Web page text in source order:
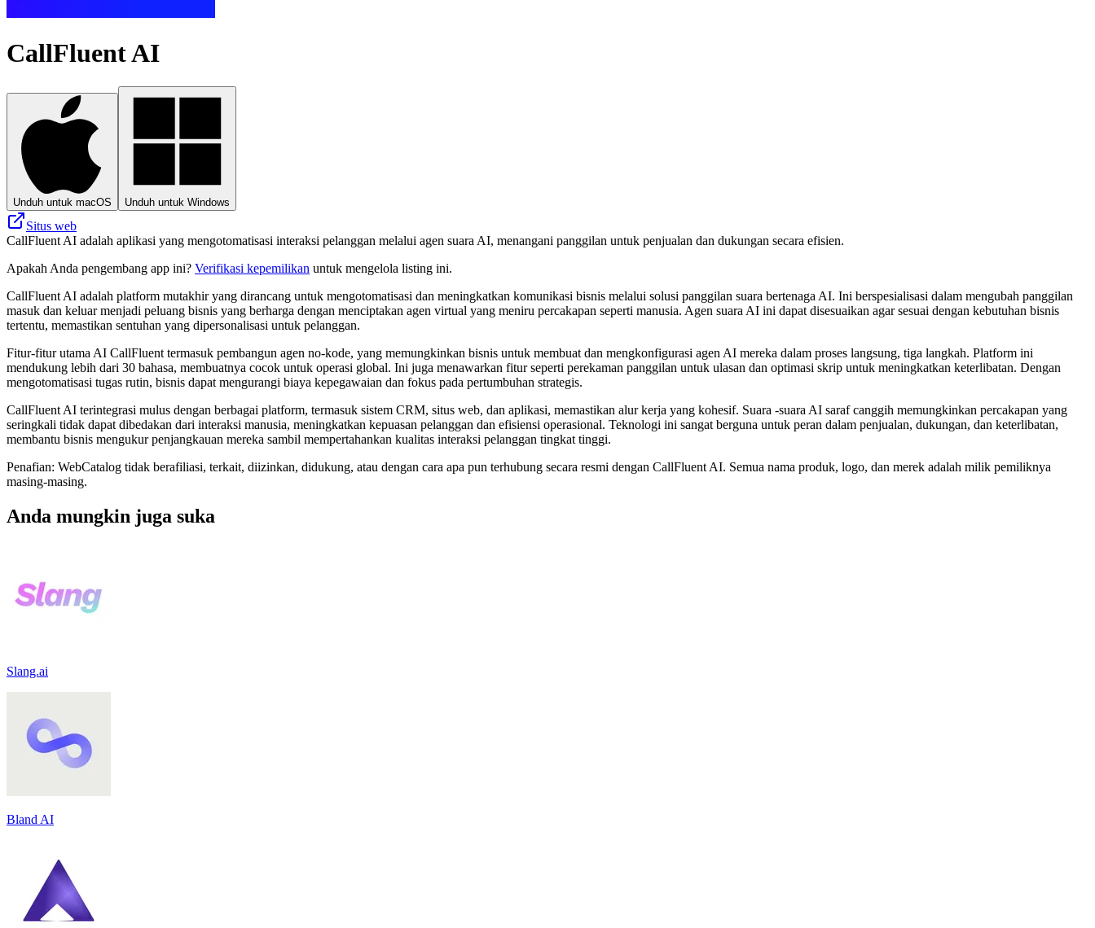
CallFluent AI
Unduh untuk macOS Unduh untuk Windows
Situs web
CallFluent AI adalah aplikasi yang mengotomatisasi interaksi pelanggan melalui agen suara AI, menangani panggilan untuk penjualan dan dukungan secara efisien.
Apakah Anda pengembang app ini? Verifikasi kepemilikan untuk mengelola listing ini.
CallFluent AI adalah platform mutakhir yang dirancang untuk mengotomatisasi dan meningkatkan komunikasi bisnis melalui solusi panggilan suara bertenaga AI. Ini berspesialisasi dalam mengubah panggilan
masuk dan keluar menjadi peluang bisnis yang berharga dengan menciptakan agen virtual yang meniru percakapan seperti manusia. Agen suara AI ini dapat disesuaikan agar sesuai dengan kebutuhan bisnis
tertentu, memastikan sentuhan yang dipersonalisasi untuk pelanggan.
Fitur-fitur utama AI CallFluent termasuk pembangun agen no-kode, yang memungkinkan bisnis untuk membuat dan mengkonfigurasi agen AI mereka dalam proses langsung, tiga langkah. Platform ini
mendukung lebih dari 30 bahasa, membuatnya cocok untuk operasi global. Ini juga menawarkan fitur seperti perekaman panggilan untuk ulasan dan optimasi skrip untuk meningkatkan keterlibatan. Dengan
mengotomatisasi tugas rutin, bisnis dapat mengurangi biaya kepegawaian dan fokus pada pertumbuhan strategis.
CallFluent AI terintegrasi mulus dengan berbagai platform, termasuk sistem CRM, situs web, dan aplikasi, memastikan alur kerja yang kohesif. Suara -suara AI saraf canggih memungkinkan percakapan yang
seringkali tidak dapat dibedakan dari interaksi manusia, meningkatkan kepuasan pelanggan dan efisiensi operasional. Teknologi ini sangat berguna untuk peran dalam penjualan, dukungan, dan keterlibatan,
membantu bisnis mengukur penjangkauan mereka sambil mempertahankan kualitas interaksi pelanggan tingkat tinggi.
Penafian: WebCatalog tidak berafiliasi, terkait, diizinkan, didukung, atau dengan cara apa pun terhubung secara resmi dengan CallFluent AI. Semua nama produk, logo, dan merek adalah milik pemiliknya
masing-masing.
Anda mungkin juga suka
Slang.ai
Bland AI